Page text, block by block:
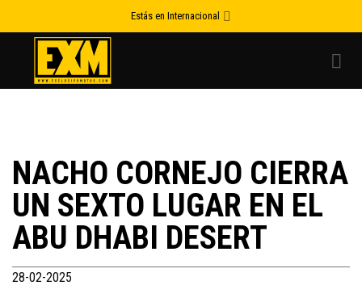
to
Estás en Internacional
NACHO CORNEJO CIERRA
UN SEXTO LUGAR EN EL
ABU DHABI DESERT
28-02-2025